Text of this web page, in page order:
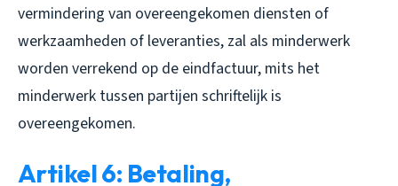
vermindering van overeengekomen diensten of
werkzaamheden of leveranties, zal als minderwerk
worden verrekend op de eindfactuur, mits het
minderwerk tussen partijen schriftelijk is
overeengekomen.
Artikel 6: Betaling,